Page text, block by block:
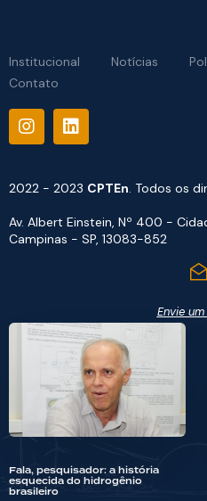
Institucional Notícias
Contato
2022 - 2023 CPTEn. Todos os
Av. Albert Einstein, Nº 400 -
Campinas - SP, 13083-852
Envie
Fala, pesquisador: a história
esquecida do hidrogênio
brasileiro